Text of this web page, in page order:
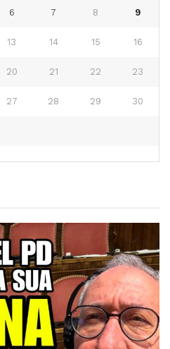
6 7 8 9
13 14 15 16
20 21 22 23
27 28 29 30